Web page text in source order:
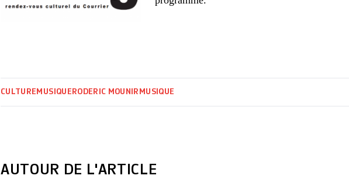
CULTURE MUSIQUE RODERIC MOUNIR MUSIQUE
AUTOUR DE L'ARTICLE